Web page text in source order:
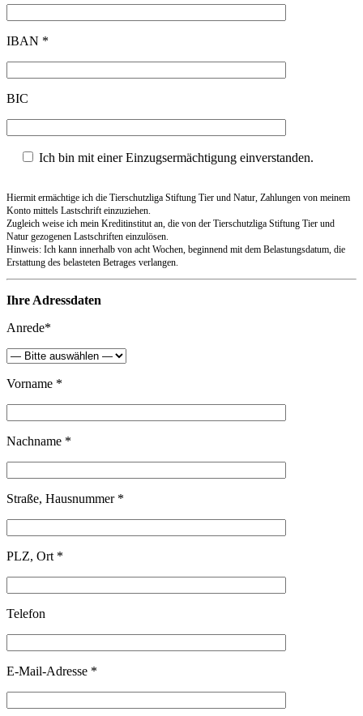
IBAN *
BIC
Ich bin mit einer Einzugsermächtigung einverstanden.
Hiermit ermächtige ich die Tierschutzliga Stiftung Tier und Natur, Zahlungen von meinem
Konto mittels Lastschrift einzuziehen.
Zugleich weise ich mein Kreditinstitut an, die von der Tierschutzliga Stiftung Tier und
Natur gezogenen Lastschriften einzulösen.
Hinweis: Ich kann innerhalb von acht Wochen, beginnend mit dem Belastungsdatum, die
Erstattung des belasteten Betrages verlangen.
Ihre Adressdaten
Anrede*
Vorname *
Nachname *
Straße, Hausnummer *
PLZ, Ort *
Telefon
E-Mail-Adresse *